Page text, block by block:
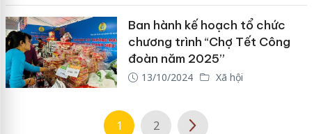
Ban hành kế hoạch tổ chức
chương trình “Chợ Tết Công
đoàn năm 2025”
13/10/2024 Xã hội
1 2